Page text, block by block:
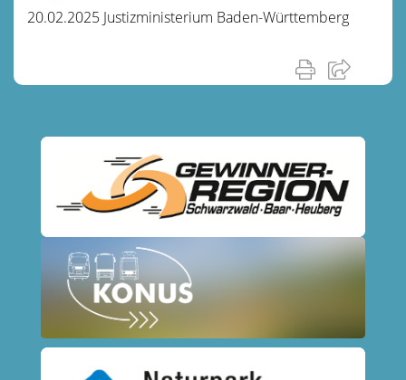
20.02.2025 Justizministerium Baden-Württemberg